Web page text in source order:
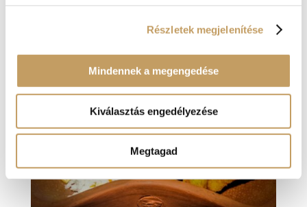
Részletek megjelenítése
Mindennek a megengedése
Kiválasztás engedélyezése
Megtagad